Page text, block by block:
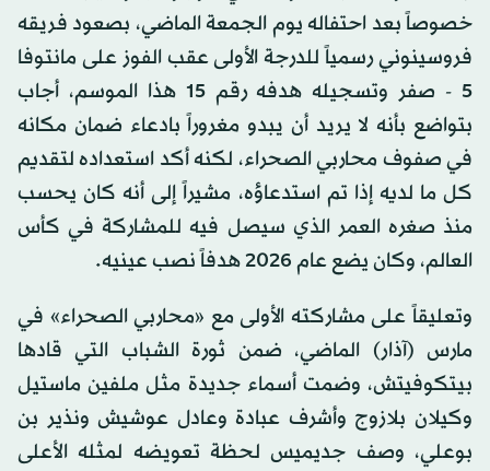
خصوصاً بعد احتفاله يوم الجمعة الماضي، بصعود فريقه
فروسينوني رسمياً للدرجة الأولى عقب الفوز على مانتوفا
5 - صفر وتسجيله هدفه رقم 15 هذا الموسم، أجاب
بتواضع بأنه لا يريد أن يبدو مغروراً بادعاء ضمان مكانه
في صفوف محاربي الصحراء، لكنه أكد استعداده لتقديم
كل ما لديه إذا تم استدعاؤه، مشيراً إلى أنه كان يحسب
منذ صغره العمر الذي سيصل فيه للمشاركة في كأس
العالم، وكان يضع عام 2026 هدفاً نصب عينيه.
وتعليقاً على مشاركته الأولى مع «محاربي الصحراء» في
مارس (آذار) الماضي، ضمن ثورة الشباب التي قادها
بيتكوفيتش، وضمت أسماء جديدة مثل ملفين ماستيل
وكيلان بلازوج وأشرف عبادة وعادل عوشيش ونذير بن
بوعلي، وصف جديميس لحظة تعويضه لمثله الأعلى